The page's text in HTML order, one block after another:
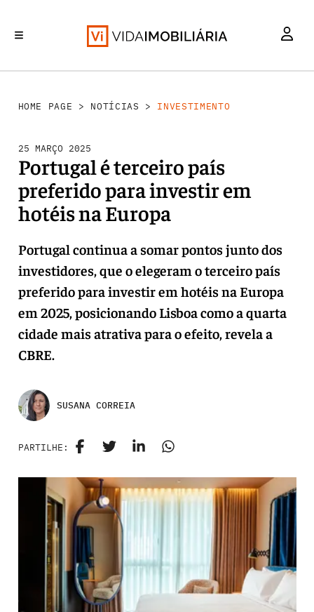
HOME PAGE > NOTÍCIAS > INVESTIMENTO
25 MARÇO 2025
Portugal é terceiro país
preferido para investir em
hotéis na Europa
Portugal continua a somar pontos junto dos
investidores, que o elegeram o terceiro país
preferido para investir em hotéis na Europa
em 2025, posicionando Lisboa como a quarta
cidade mais atrativa para o efeito, revela a
CBRE.
SUSANA CORREIA
PARTILHE: